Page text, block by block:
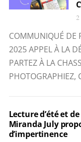
COMMUNIQUÉ DE
2025 APPEL À LA
PARTEZ À LA
PHOTOGRAPHIEZ,
Lecture d’été et
Miranda July
d’impertinence